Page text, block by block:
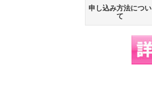
申し込み方法につい
て